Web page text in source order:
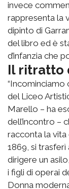
invece
rappresenta la
dipinto di
del libro ed è
d’infanzia che
Il ritratto
del Liceo
Marello – ha
dell’incontro –
racconta la vita
1869, si trasferì
dirigere un
i figli di operai
Donna